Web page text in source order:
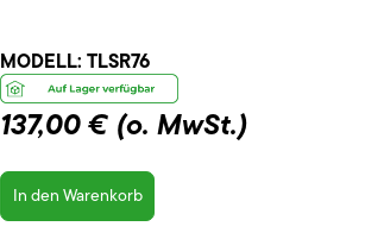
MODELL: TLSR76
137,00 € (o. MwSt.)
In den Warenkorb